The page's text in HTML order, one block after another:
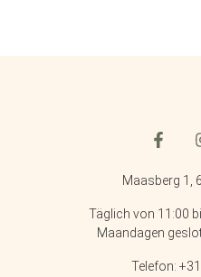
Maasberg 1,
Täglich von 11:00
Maandagen
Telefon: